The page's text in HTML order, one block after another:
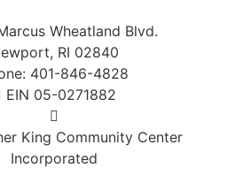
Wheatland Blvd.
RI 02840
401-846-4828
EIN 05-0271882
King Community Center
Incorporated